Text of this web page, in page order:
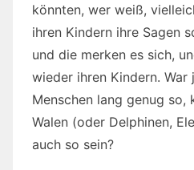
könnten, wer weiß,
ihren Kindern ihre Sagen
und die merken es sich,
wieder ihren Kindern. War
Menschen lang genug so,
Walen (oder Delphinen,
auch so sein?